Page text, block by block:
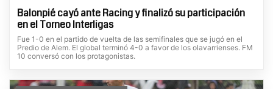
Balonpié cayó ante Racing y finalizó su participación
en el Torneo Interligas
Fue 1-0 en el partido de vuelta de las semifinales que se jugó en el
Predio de Alem. El global terminó 4-0 a favor de los olavarrienses. FM
10 conversó con los protagonistas.